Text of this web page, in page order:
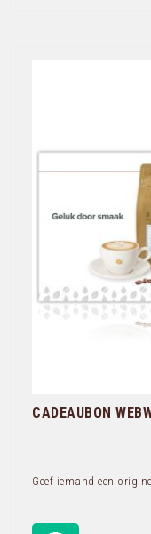
CADEAUBON
Geef iemand een